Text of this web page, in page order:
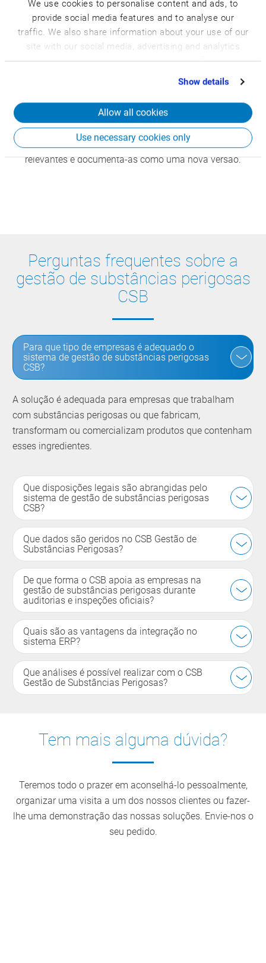
We use cookies to personalise content and ads, to
provide social media features and to analyse our
traffic. We also share information about your use of our
site with our social media, advertising and analytics
partners who may combine it with other information
that you’ve provided to them or that they’ve collected
Show details
Allow all cookies
Use necessary cookies only
segurança ao longo de toda a cadeia de valor.
Documentação segura com histórico de
versões
substâncias perigosas são numerados de forma unívoca,
rastreável a qualquer momento. O resultado é uma
documentação de processos segura e completa. O
sistema reconhece automaticamente as alterações
relevantes e documenta-as como uma nova versão.
Perguntas frequentes sobre a
gestão de substâncias perigosas
CSB
Para que tipo de empresas é adequado o
sistema de gestão de substâncias perigosas
CSB?
A solução é adequada para empresas que trabalham
com substâncias perigosas ou que fabricam,
transformam ou comercializam produtos que contenham
esses ingredientes.
Que disposições legais são abrangidas pelo
sistema de gestão de substâncias perigosas
CSB?
Que dados são geridos no CSB Gestão de
Substâncias Perigosas?
De que forma o CSB apoia as empresas na
gestão de substâncias perigosas durante
auditorias e inspeções oficiais?
Quais são as vantagens da integração no
sistema ERP?
Que análises é possível realizar com o CSB
Gestão de Substâncias Perigosas?
Tem mais alguma dúvida?
Teremos todo o prazer em aconselhá-lo pessoalmente,
organizar uma visita a um dos nossos clientes ou fazer-
lhe uma demonstração das nossas soluções. Envie-nos o
seu pedido.